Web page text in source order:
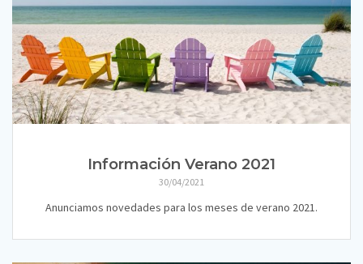
Información Verano 2021
30/04/2021
Anunciamos novedades para los meses de verano 2021.